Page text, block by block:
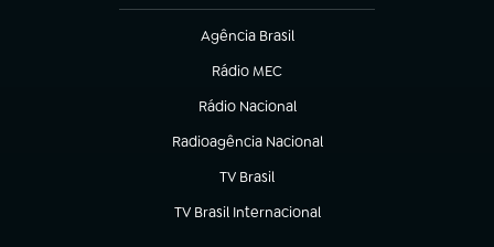
Agência Brasil
(abre em nova aba)
Rádio MEC
Rádio Nacional
(abre em nova aba)
Radioagência Nacional
(abre em nova aba)
TV Brasil
(abre em nova aba)
TV Brasil Internacional
(abre em nova aba)